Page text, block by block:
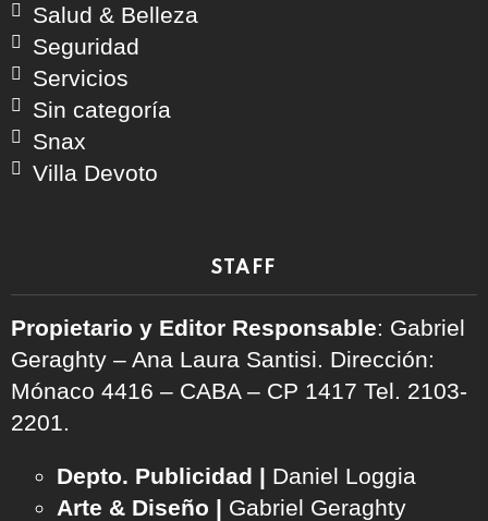
Salud & Belleza
Seguridad
Servicios
Sin categoría
Snax
Villa Devoto
STAFF
Propietario y Editor Responsable: Gabriel
Geraghty – Ana Laura Santisi. Dirección:
Mónaco 4416 – CABA – CP 1417 Tel. 2103-
2201.
Depto. Publicidad | Daniel Loggia
Arte & Diseño | Gabriel Geraghty